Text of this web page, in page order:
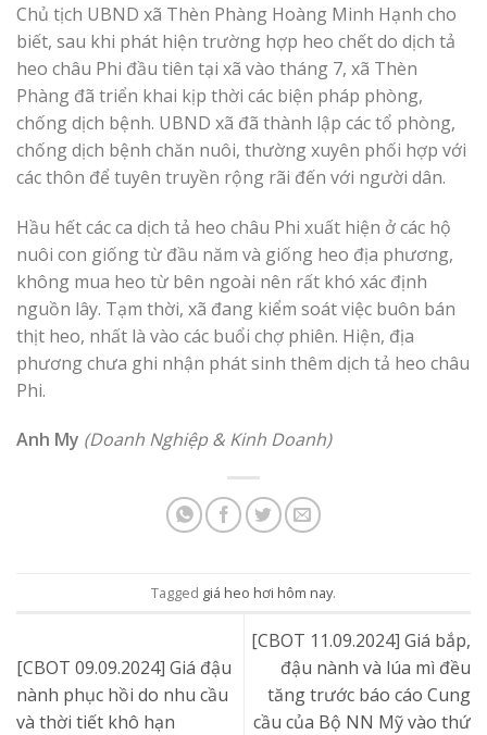
Chủ tịch UBND xã Thèn Phàng Hoàng Minh Hạnh cho
biết, sau khi phát hiện trường hợp heo chết do dịch tả
heo châu Phi đầu tiên tại xã vào tháng 7, xã Thèn
Phàng đã triển khai kịp thời các biện pháp phòng,
chống dịch bệnh. UBND xã đã thành lập các tổ phòng,
chống dịch bệnh chăn nuôi, thường xuyên phối hợp với
các thôn để tuyên truyền rộng rãi đến với người dân.
Hầu hết các ca dịch tả heo châu Phi xuất hiện ở các hộ
nuôi con giống từ đầu năm và giống heo địa phương,
không mua heo từ bên ngoài nên rất khó xác định
nguồn lây. Tạm thời, xã đang kiểm soát việc buôn bán
thịt heo, nhất là vào các buổi chợ phiên. Hiện, địa
phương chưa ghi nhận phát sinh thêm dịch tả heo châu
Phi.
Anh My (Doanh Nghiệp & Kinh Doanh)
Tagged giá heo hơi hôm nay.
[CBOT 09.09.2024] Giá đậu
nành phục hồi do nhu cầu
và thời tiết khô hạn
[CBOT 11.09.2024] Giá bắp,
đậu nành và lúa mì đều
tăng trước báo cáo Cung
cầu của Bộ NN Mỹ vào thứ